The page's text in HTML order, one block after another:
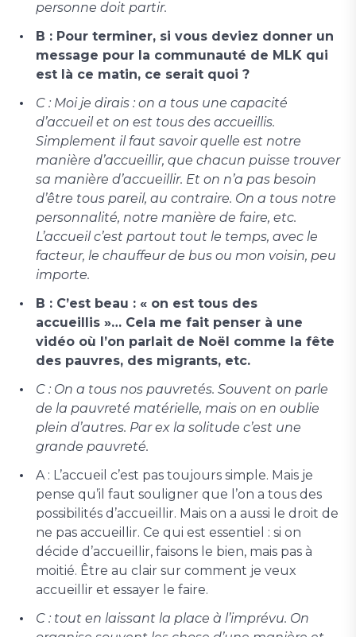
personne doit partir.
B : Pour terminer, si vous deviez donner un
message pour la communauté de MLK qui
est là ce matin, ce serait quoi ?
C : Moi je dirais : on a tous une capacité
d’accueil et on est tous des accueillis.
Simplement il faut savoir quelle est notre
manière d’accueillir, que chacun puisse trouver
sa manière d’accueillir. Et on n’a pas besoin
d’être tous pareil, au contraire. On a tous notre
personnalité, notre manière de faire, etc.
L’accueil c’est partout tout le temps, avec le
facteur, le chauffeur de bus ou mon voisin, peu
importe.
B : C’est beau : « on est tous des
accueillis »… Cela me fait penser à une
vidéo où l’on parlait de Noël comme la fête
des pauvres, des migrants, etc.
C : On a tous nos pauvretés. Souvent on parle
de la pauvreté matérielle, mais on en oublie
plein d’autres. Par ex la solitude c’est une
grande pauvreté.
A : L’accueil c’est pas toujours simple. Mais je
pense qu’il faut souligner que l’on a tous des
possibilités d’accueillir. Mais on a aussi le droit de
ne pas accueillir. Ce qui est essentiel : si on
décide d’accueillir, faisons le bien, mais pas à
moitié. Être au clair sur comment je veux
accueillir et essayer le faire.
C : tout en laissant la place à l’imprévu. On